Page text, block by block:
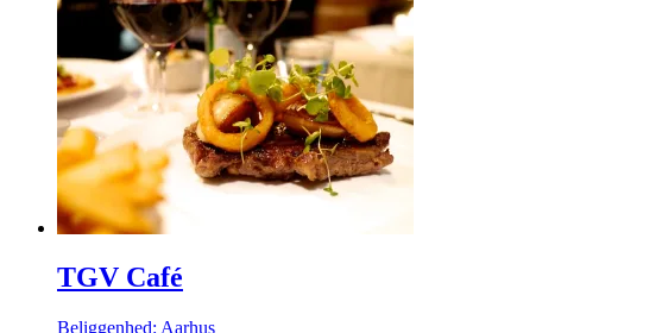
TGV Café
Beliggenhed: Aarhus